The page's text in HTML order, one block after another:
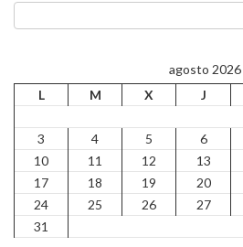
entradas
agosto 2026
L
M X J
3
4 5 6
10
11 12 13
17
18 19 20
24
25 26 27
31